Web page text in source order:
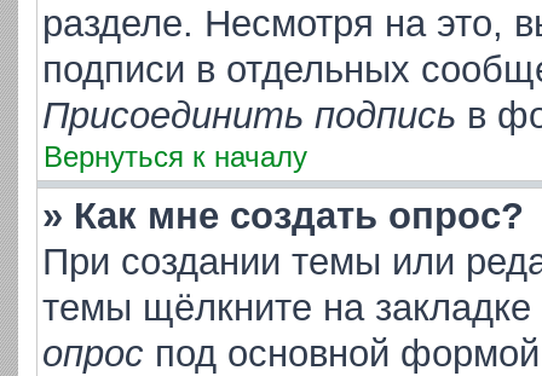
разделе. Несмотря на это,
подписи в отдельных
Присоединить подпись в
Вернуться к началу
» Как мне создать опрос?
При создании темы или
темы щёлкните на
опрос под основной